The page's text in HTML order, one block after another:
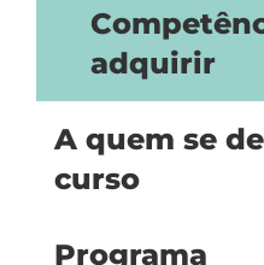
adquirir
A quem se
curso
Programa